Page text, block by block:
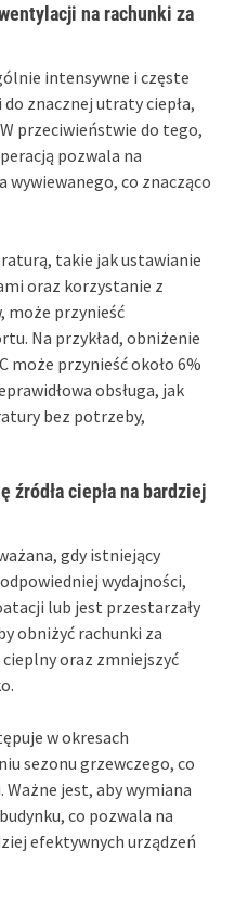
na rachunki za
intensywne i częste
znacznej utraty ciepła,
przeciwieństwie do tego,
pozwala na
wywiewanego, co znacząco
takie jak ustawianie
oraz korzystanie z
przynieść
Na przykład, obniżenie
może przynieść około 6%
obsługa, jak
bez potrzeby,
źródła ciepła na bardziej
gdy istniejący
wydajności,
lub jest przestarzały
obniżyć rachunki za
oraz zmniejszyć
w okresach
sezonu grzewczego, co
jest, aby wymiana
co pozwala na
efektywnych urządzeń